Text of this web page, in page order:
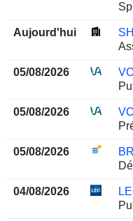
Aujourd'hui
05/08/2026
05/08/2026
05/08/2026
04/08/2026